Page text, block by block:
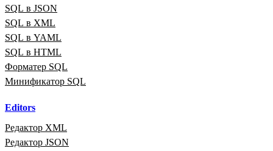
SQL в JSON
SQL в XML
SQL в YAML
SQL в HTML
Форматер SQL
Минификатор SQL
Editors
Редактор XML
Редактор JSON